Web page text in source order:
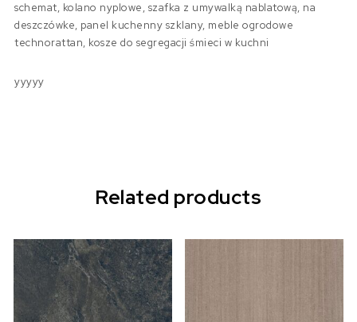
schemat, kolano nyplowe, szafka z umywalką nablatową, na
deszczówke, panel kuchenny szklany, meble ogrodowe
technorattan, kosze do segregacji śmieci w kuchni
yyyyy
Related products